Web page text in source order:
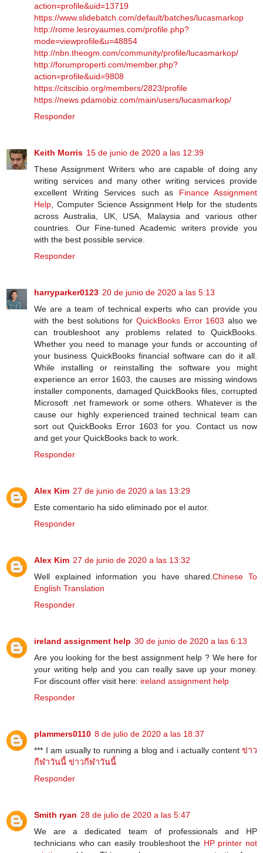
action=profile&uid=13719
https://www.slidebatch.com/default/batches/lucasmarkop
http://rome.lesroyaumes.com/profile.php?
mode=viewprofile&u=48854
http://nbn.theogm.com/community/profile/lucasmarkop/
http://forumproperti.com/member.php?
action=profile&uid=9808
https://citscibio.org/members/2823/profile
https://news.pdamobiz.com/main/users/lucasmarkop/
Responder
Keith Morris 15 de junio de 2020 a las 12:39
These Assignment Writers who are capable of doing any
writing services and many other writing services provide
excellent Writing Services such as Finance Assignment
Help , Computer Science Assignment Help for the students
across Australia, UK, USA, Malaysia and various other
countries. Our Fine-tuned Academic writers provide you
with the best possible service.
Responder
harryparker0123 20 de junio de 2020 a las 5:13
We are a team of technical experts who can provide you
with the best solutions for QuickBooks Error 1603 also we
can troubleshoot any problems related to QuickBooks.
Whether you need to manage your funds or accounting of
your business QuickBooks financial software can do it all.
While installing or reinstalling the software you might
experience an error 1603, the causes are missing windows
installer components, damaged QuickBooks files, corrupted
Microsoft .net framework or some others. Whatever is the
cause our highly experienced trained technical team can
sort out QuickBooks Error 1603 for you. Contact us now
and get your QuickBooks back to work.
Responder
Alex Kim 27 de junio de 2020 a las 13:29
Este comentario ha sido eliminado por el autor.
Responder
Alex Kim 27 de junio de 2020 a las 13:32
Well explained information you have shared.Chinese To
English Translation
Responder
ireland assignment help 30 de junio de 2020 a las 6:13
Are you looking for the best assignment help ? We here for
your writing help and you can really save up your money.
For discount offer visit here: ireland assignment help
Responder
plammers0110 8 de julio de 2020 a las 18:37
*** I am usually to running a blog and i actually content ข่าว
กีฬาวันนี้ ข่าวกีฬาวันนี้
Responder
Smith ryan 28 de julio de 2020 a las 5:47
We are a dedicated team of professionals and HP
technicians who can easily troubleshoot the HP printer not